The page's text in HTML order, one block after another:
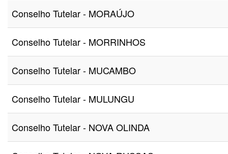
Conselho Tutelar - MORAÚJO
Conselho Tutelar - MORRINHOS
Conselho Tutelar - MUCAMBO
Conselho Tutelar - MULUNGU
Conselho Tutelar - NOVA OLINDA